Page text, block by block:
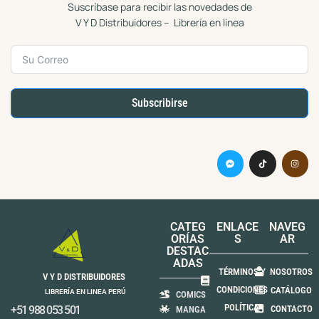
Suscríbase para recibir las novedades de
V Y D Distribuidores – Librería en linea
Subscribirse
V Y D DISTRIBUIDORES
LIBRERÍA EN LINEA PERÚ
+51 988 053 501
CATEG
ORÍAS
DESTAC
ADAS
COMICS
MANGA
ENLACE
S
TÉRMINOS Y
CONDICIONES
POLÍTICA
NAVEG
AR
NOSOTROS
CATÁLOGO
CONTACTO